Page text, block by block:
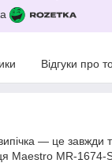
Відгуки про
— це завжди
Maestro MR-1674-